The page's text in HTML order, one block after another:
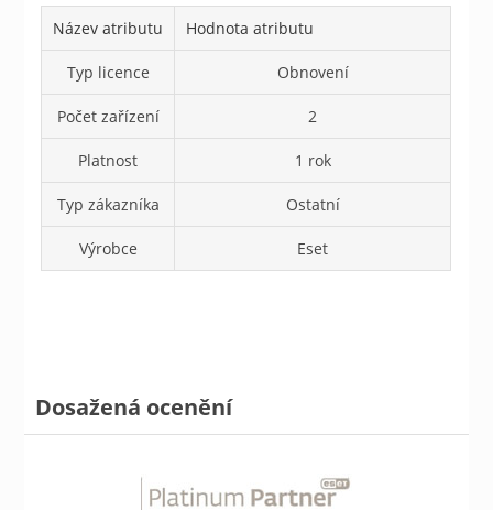
Název atributu Hodnota atributu
Typ licence Obnovení
Počet zařízení 2
Platnost 1 rok
Typ zákazníka Ostatní
Výrobce Eset
Dosažená ocenění